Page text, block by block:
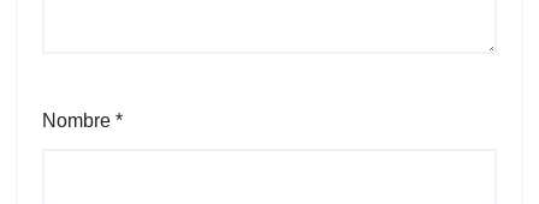
Nombre *